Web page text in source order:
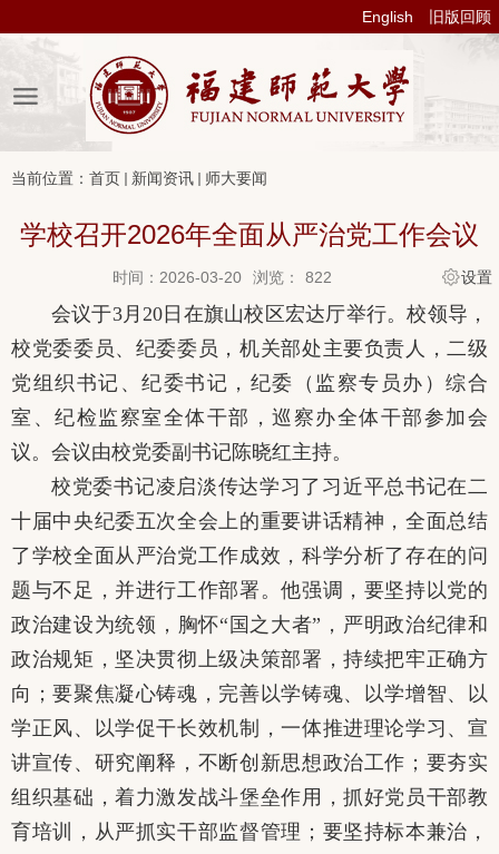
English 旧版回顾
当前位置： 首页 新闻资讯 师大要闻
学校召开2026年全面从严治党工作会议
时间：2026-03-20 浏览： 822 设置
会议于3月20日在旗山校区宏达厅举行。校领导，
校党委委员、纪委委员，机关部处主要负责人，二级
党组织书记、纪委书记，纪委（监察专员办）综合
室、纪检监察室全体干部，巡察办全体干部参加会
议。会议由校党委副书记陈晓红主持。
校党委书记凌启淡传达学习了习近平总书记在二
十届中央纪委五次全会上的重要讲话精神，全面总结
了学校全面从严治党工作成效，科学分析了存在的问
题与不足，并进行工作部署。他强调，要坚持以党的
政治建设为统领，胸怀“国之大者”，严明政治纪律和
政治规矩，坚决贯彻上级决策部署，持续把牢正确方
向；要聚焦凝心铸魂，完善以学铸魂、以学增智、以
学正风、以学促干长效机制，一体推进理论学习、宣
讲宣传、研究阐释，不断创新思想政治工作；要夯实
组织基础，着力激发战斗堡垒作用，抓好党员干部教
育培训，从严抓实干部监督管理；要坚持标本兼治，